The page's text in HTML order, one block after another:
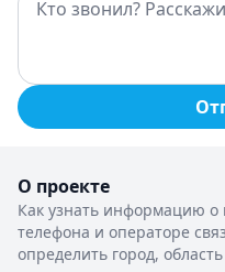
О проекте
Как узнать информацию о
телефона и операторе
определить город,